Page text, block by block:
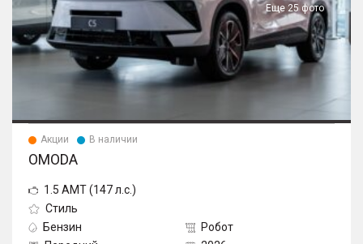
Еще 25 фото
Акции В наличии
OMODA
1.5 AMT (147 л.с.)
Стиль
Бензин
Робот